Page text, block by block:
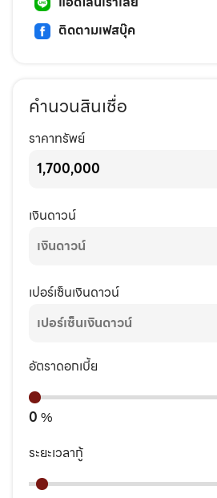
ติดตามเฟสบุ๊ค
คำนวนสินเชื่อ
ราคาทรัพย์
เงินดาวน์
เปอร์เซ็นเงินดาวน์
อัตราดอกเบี้ย
0 %
ระยะเวลากู้